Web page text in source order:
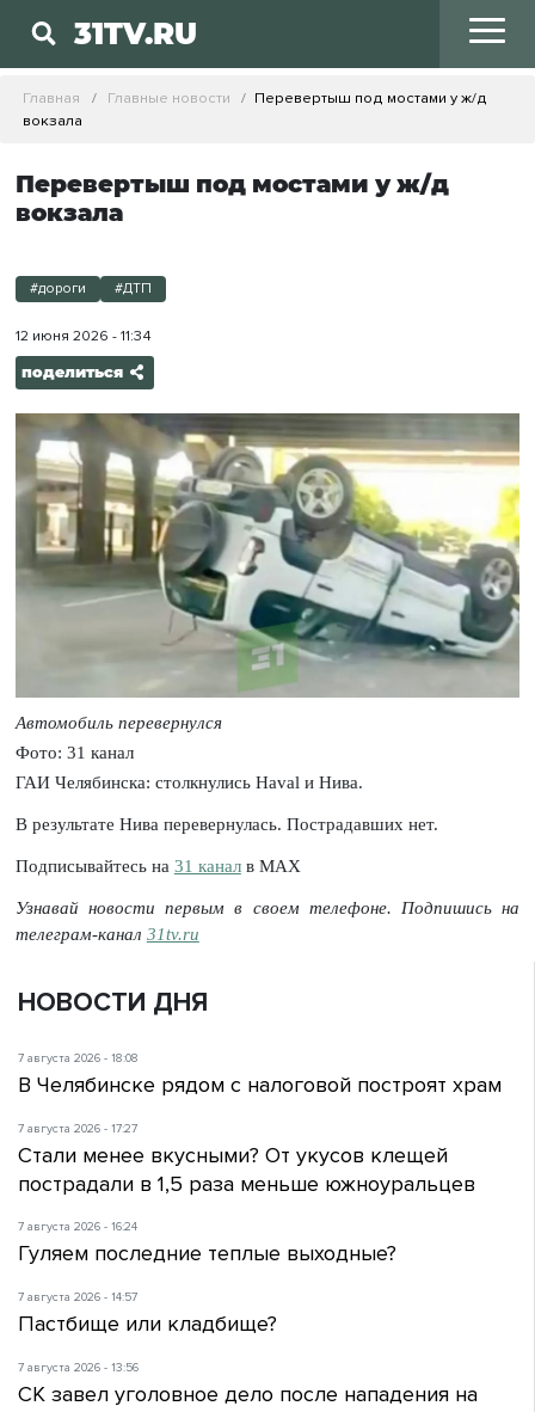
31TV.RU
Главная Главные новости
Перевертыш под мостами у ж/д
вокзала
Перевертыш под мостами у ж/д
вокзала
#дороги #ДТП
12 июня 2026 - 11:34
поделиться
Автомобиль перевернулся
Фото: 31 канал
ГАИ Челябинска: столкнулись Haval и Нива.
В результате Нива перевернулась. Пострадавших нет.
Подписывайтесь на 31 каналв МАХ
Узнавай новости первым в своем телефоне. Подпишись на
телеграм-канал 31tv.ru
НОВОСТИ ДНЯ
7 августа 2026 - 18:08
В Челябинске рядом с налоговой построят храм
7 августа 2026 - 17:27
Стали менее вкусными? От укусов клещей
пострадали в 1,5 раза меньше южноуральцев
7 августа 2026 - 16:24
Гуляем последние теплые выходные?
7 августа 2026 - 14:57
Пастбище или кладбище?
7 августа 2026 - 13:56
СК завел уголовное дело после нападения на